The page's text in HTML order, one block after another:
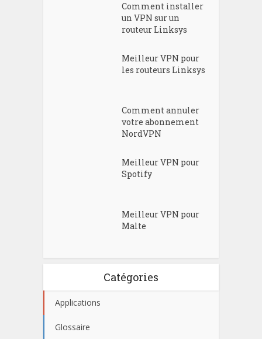
Comment installer
un VPN sur un
routeur Linksys
Meilleur VPN pour
les routeurs Linksys
Comment annuler
votre abonnement
NordVPN
Meilleur VPN pour
Spotify
Meilleur VPN pour
Malte
Catégories
Applications
Glossaire